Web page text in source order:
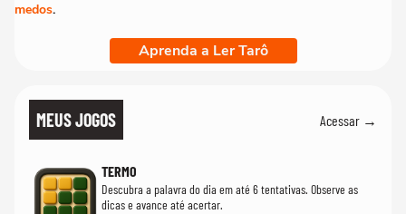
medos.
Aprenda a Ler Tarô
MEUS JOGOS Acessar →
TERMO
Descubra a palavra do dia em até 6 tentativas. Observe as
dicas e avance até acertar.